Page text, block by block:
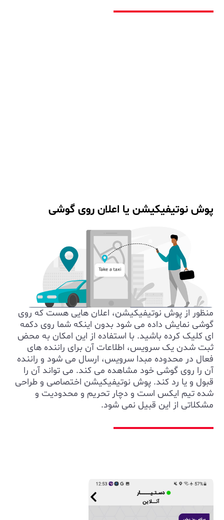
پوش نوتیفیکیشن یا اعلان روی گوشی
منظور از پوش نوتیفیکیشن، اعلان هایی هست که روی
گوشی نمایش داده می شود بدون اینکه شما روی دکمه
ای کلیک کرده باشید. با استفاده از این امکان به محض
ثبت شدن یک سرویس، اطلاعات آن برای راننده های
فعال در محدوده مبدا سرویس، ارسال می شود و راننده
آن را روی گوشی خود مشاهده می کند. می تواند آن را
قبول و یا رد کند. پوش نوتیفیکیشن اختصاصی و طراحی
شده تیم ایکس است و دچار تحریم و محدودیت و
مشکلاتی از این قبیل نمی شود.